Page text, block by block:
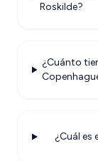
Roskilde?
¿Cuánto
¿Cuál es